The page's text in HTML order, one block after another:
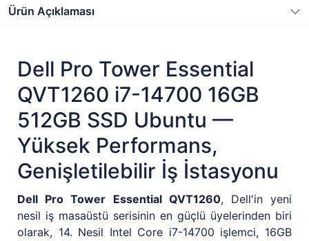
Ürün Açıklaması
Dell Pro Tower Essential
QVT1260 i7-14700 16GB
512GB SSD Ubuntu —
Yüksek Performans,
Genişletilebilir İş İstasyonu
Dell Pro Tower Essential QVT1260, Dell'in yeni
nesil iş masaüstü serisinin en güçlü üyelerinden biri
olarak, 14. Nesil Intel Core i7-14700 işlemci, 16GB